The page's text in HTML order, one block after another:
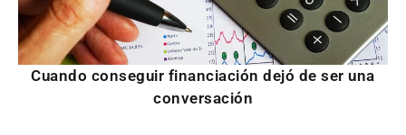
Cuando conseguir financiación dejó de ser una
conversación